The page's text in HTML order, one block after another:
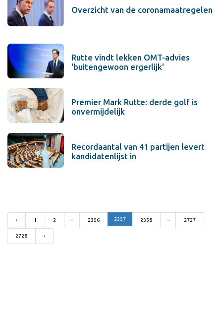
Overzicht van de coronamaatregelen
Rutte vindt lekken OMT-advies
'buitengewoon ergerlijk'
Premier Mark Rutte: derde golf is
onvermijdelijk
Recordaantal van 41 partijen levert
kandidatenlijst in
‹ 1 2 2356 2357 2358 2727
2728 ›